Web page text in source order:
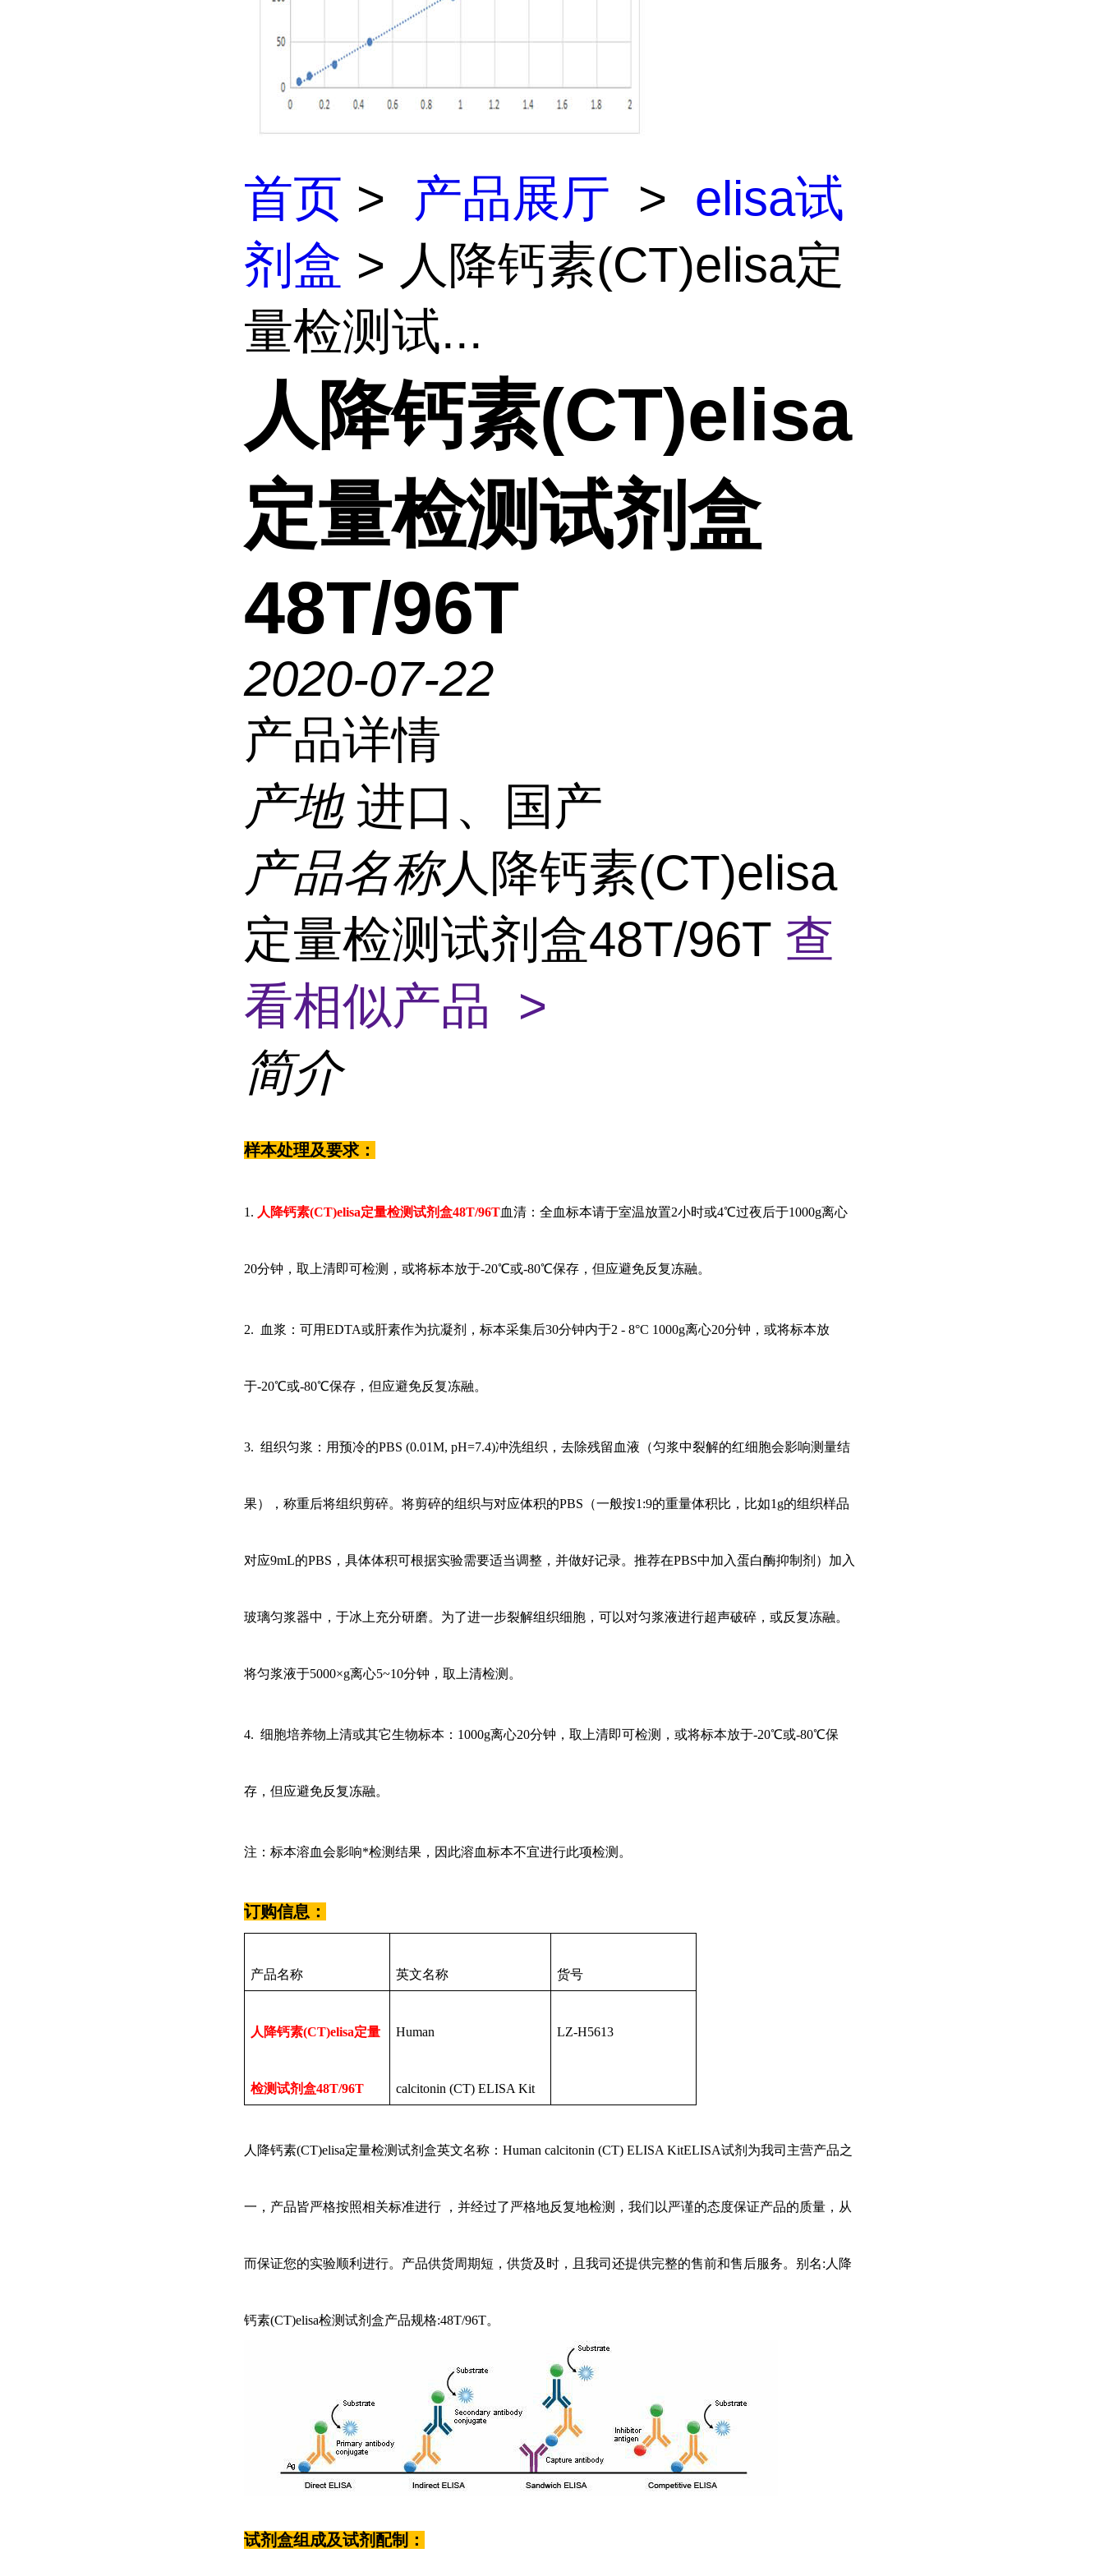
首页 > 产品展厅 > elisa试
剂盒 > 人降钙素(CT)elisa定
量检测试...
人降钙素(CT)elisa
定量检测试剂盒
48T/96T
2020-07-22
产品详情
产地 进口、国产
产品名称人降钙素(CT)elisa
定量检测试剂盒48T/96T 查
看相似产品 >
简介
样本处理及要求：
1. 人降钙素(CT)elisa定量检测试剂盒48T/96T血清：全血标本请于室温放置2小时或4℃过夜后于1000g离心
20分钟，取上清即可检测，或将标本放于-20℃或-80℃保存，但应避免反复冻融。
2. 血浆：可用EDTA或肝素作为抗凝剂，标本采集后30分钟内于2 - 8°C 1000g离心20分钟，或将标本放
于-20℃或-80℃保存，但应避免反复冻融。
3. 组织匀浆：用预冷的PBS (0.01M, pH=7.4)冲洗组织，去除残留血液（匀浆中裂解的红细胞会影响测量结
果），称重后将组织剪碎。将剪碎的组织与对应体积的PBS（一般按1:9的重量体积比，比如1g的组织样品
对应9mL的PBS，具体体积可根据实验需要适当调整，并做好记录。推荐在PBS中加入蛋白酶抑制剂）加入
玻璃匀浆器中，于冰上充分研磨。为了进一步裂解组织细胞，可以对匀浆液进行超声破碎，或反复冻融。
将匀浆液于5000×g离心5~10分钟，取上清检测。
4. 细胞培养物上清或其它生物标本：1000g离心20分钟，取上清即可检测，或将标本放于-20℃或-80℃保
存，但应避免反复冻融。
注：标本溶血会影响*检测结果，因此溶血标本不宜进行此项检测。
订购信息：
产品名称 英文名称 货号
人降钙素(CT)elisa定量
检测试剂盒48T/96T
Human
calcitonin (CT) ELISA Kit
LZ-H5613
人降钙素(CT)elisa定量检测试剂盒英文名称：Human calcitonin (CT) ELISA KitELISA试剂为我司主营产品之
一，产品皆严格按照相关标准进行 ，并经过了严格地反复地检测，我们以严谨的态度保证产品的质量，从
而保证您的实验顺利进行。产品供货周期短，供货及时，且我司还提供完整的售前和售后服务。别名:人降
钙素(CT)elisa检测试剂盒产品规格:48T/96T。
试剂盒组成及试剂配制：